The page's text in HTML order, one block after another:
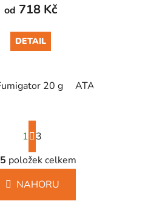
od 718 Kč
DETAIL
20 g ATAK Fumigator
O
v
l
á
S
t
r
á
n
k
1
3
položek celkem
NAHORU